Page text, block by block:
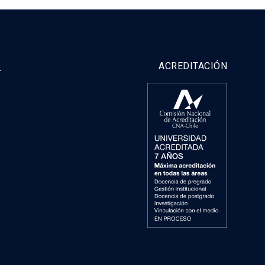
ACREDITACIÓN